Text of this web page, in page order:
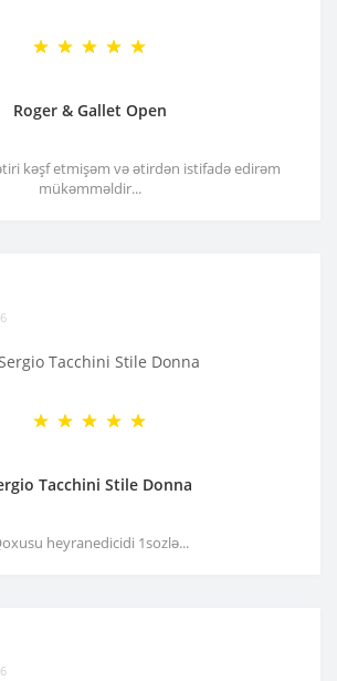
Roger & Gallet Open
kəşf etmişəm və ətirdən istifadə edirəm
mükəmməldir...
Tacchini Stile Donna
heyranedicidi 1sozlə...